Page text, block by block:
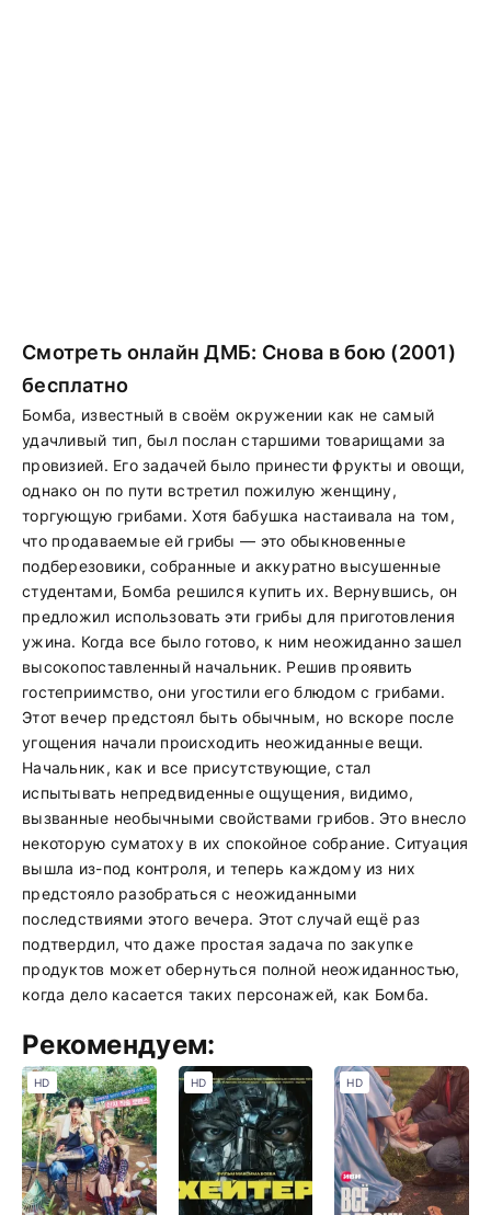
Смотреть онлайн ДМБ: Снова в бою (2001)
бесплатно
Бомба, известный в своём окружении как не самый
удачливый тип, был послан старшими товарищами за
провизией. Его задачей было принести фрукты и овощи,
однако он по пути встретил пожилую женщину,
торгующую грибами. Хотя бабушка настаивала на том,
что продаваемые ей грибы — это обыкновенные
подберезовики, собранные и аккуратно высушенные
студентами, Бомба решился купить их. Вернувшись, он
предложил использовать эти грибы для приготовления
ужина. Когда все было готово, к ним неожиданно зашел
высокопоставленный начальник. Решив проявить
гостеприимство, они угостили его блюдом с грибами.
Этот вечер предстоял быть обычным, но вскоре после
угощения начали происходить неожиданные вещи.
Начальник, как и все присутствующие, стал
испытывать непредвиденные ощущения, видимо,
вызванные необычными свойствами грибов. Это внесло
некоторую суматоху в их спокойное собрание. Ситуация
вышла из-под контроля, и теперь каждому из них
предстояло разобраться с неожиданными
последствиями этого вечера. Этот случай ещё раз
подтвердил, что даже простая задача по закупке
продуктов может обернуться полной неожиданностью,
когда дело касается таких персонажей, как Бомба.
Рекомендуем:
HD HD HD